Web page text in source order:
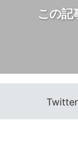
この記
Twitter